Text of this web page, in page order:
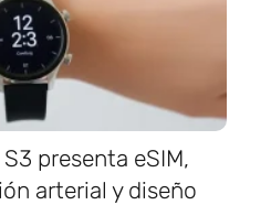
presenta eSIM,
arterial y diseño